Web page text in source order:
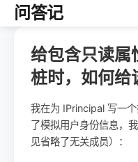
问答记
给包含只读属
桩时，如何给
我在为 IPrincipal 写一
了模拟用户身份信息，
见省略了无关成员）：